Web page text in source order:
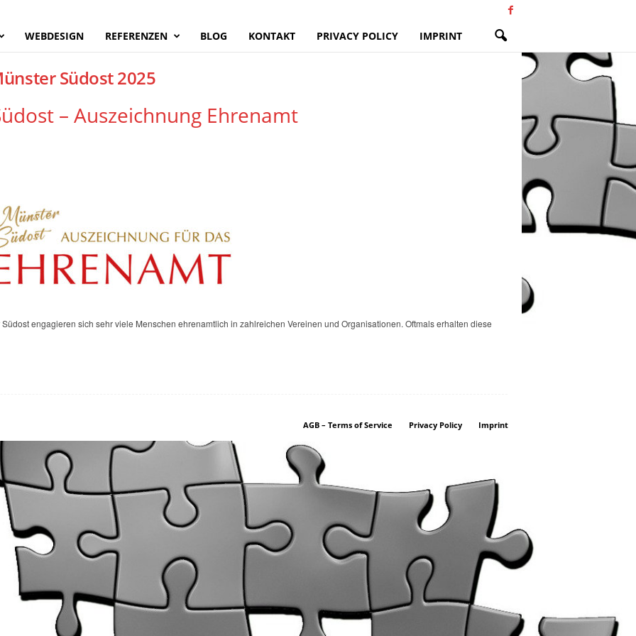
WEBDESIGN REFERENZEN BLOG KONTAKT PRIVACY POLICY IMPRINT
Südost 2025
– Auszeichnung Ehrenamt
engagieren sich sehr viele Menschen ehrenamtlich in zahlreichen Vereinen und Organisationen. Oftmals erhalten diese
AGB – Terms of Service Privacy Policy Imprint